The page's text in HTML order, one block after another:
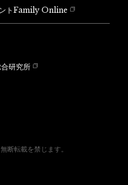
ントFamily Online
研究所
断転載を禁じます。